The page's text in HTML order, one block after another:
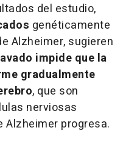
del estudio,
genéticamente
Alzheimer, sugieren
impide que la
gradualmente
, que son
nerviosas
progresa.